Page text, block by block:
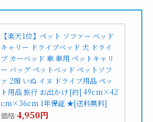
【楽天1位】ペット ソファー ベッド
キャリー ドライブベッド 犬 ドライ
ブ カーベッド 車 車用 ペットキャリ
ー バッグ ペットベッド ペットソフ
ァ 2頭 いぬ イヌ ドライブ用品 ペッ
ト用品 旅行 お出かけ [約] 49cm×42
cm×36cm 1年保証 ★[送料無料]
価格:4,950円